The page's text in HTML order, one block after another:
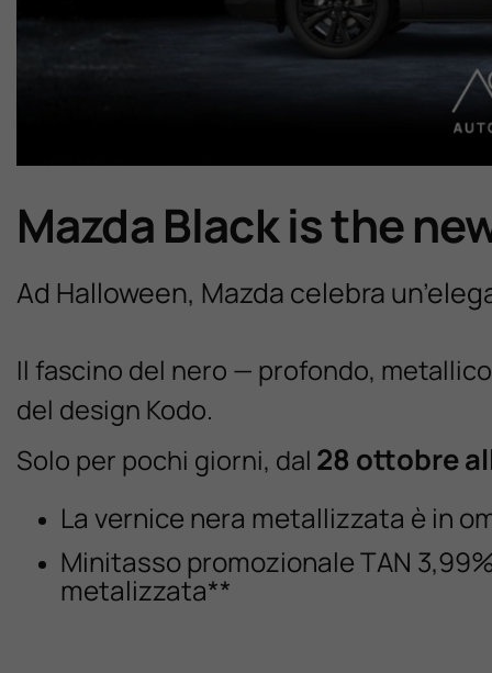
Mazda Black is the
Ad Halloween, Mazda celebra
Il fascino del nero — profondo,
del design Kodo.
Solo per pochi giorni, dal 28 ottobre
La vernice nera metallizzata è in
Minitasso promozionale TAN
metalizzata**